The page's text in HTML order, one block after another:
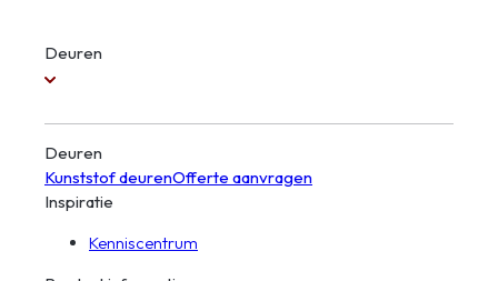
Deuren
Deuren
Kunststof deurenOfferte aanvragen
Inspiratie
Kenniscentrum